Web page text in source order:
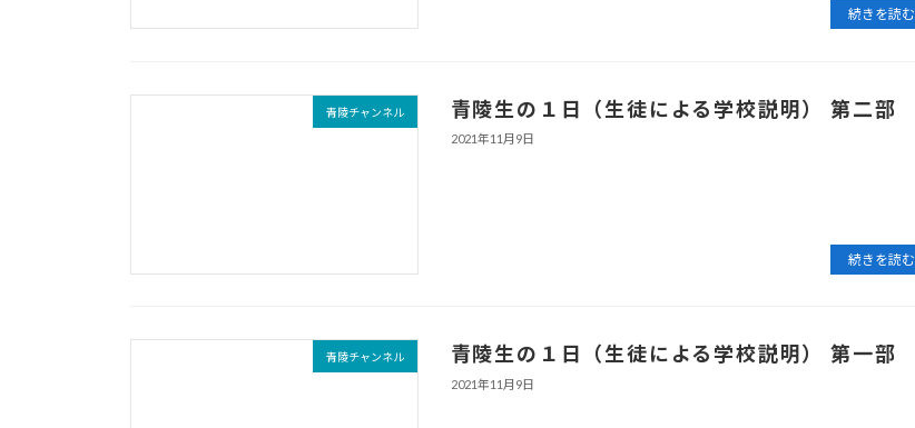
続きを読む
青陵チャンネル 青陵生の１日（生徒による学校説明） 第二部
2021年11月9日
続きを読む
青陵チャンネル 青陵生の１日（生徒による学校説明） 第一部
2021年11月9日